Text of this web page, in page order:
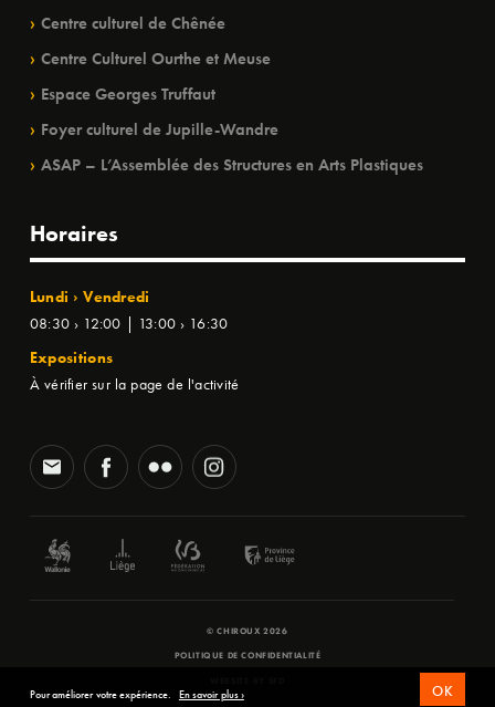
Centre culturel de Chênée
Centre Culturel Ourthe et Meuse
Espace Georges Truffaut
Foyer culturel de Jupille-Wandre
ASAP – L’Assemblée des Structures en Arts Plastiques
Horaires
Lundi › Vendredi
08:30 › 12:00 | 13:00 › 16:30
Expositions
À vérifier sur la page de l'activité
© CHIROUX 2026
POLITIQUE DE CONFIDENTIALITÉ
Pour améliorer votre expérience. En savoir plus › OK